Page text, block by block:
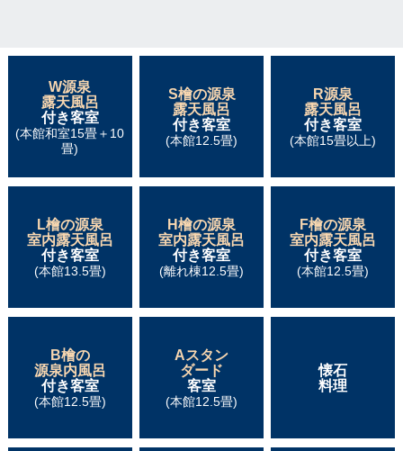
W源泉
露天風呂
付き客室
(本館和室15畳＋10
畳)
S檜の源泉
露天風呂
付き客室
(本館12.5畳)
R源泉
露天風呂
付き客室
(本館15畳以上)
L檜の源泉
室内露天風呂
付き客室
(本館13.5畳)
H檜の源泉
室内露天風呂
付き客室
(離れ棟12.5畳)
F檜の源泉
室内露天風呂
付き客室
(本館12.5畳)
B檜の
源泉内風呂
付き客室
(本館12.5畳)
Aスタン
ダード
客室
(本館12.5畳)
懐石
料理